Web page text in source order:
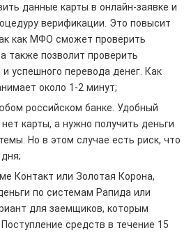
данные карты в онлайн-заявке и
верификации. Это повысит
как МФО сможет проверить
также позволит проверить
успешного перевода денег. Как
около 1-2 минут;
российском банке. Удобный
карты, а нужно получить деньги
Но в этом случае есть риск, что
Контакт или Золотая Корона,
по системам Рапида или
для заемщиков, которым
средств в течение 15